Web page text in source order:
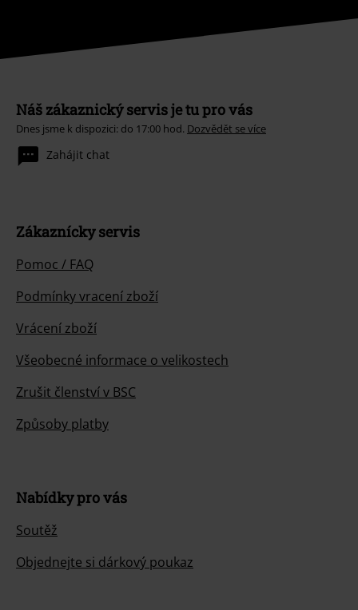
Náš zákaznický servis je tu pro vás
Dnes jsme k dispozici: do 17:00 hod. Dozvědět se více
Zahájit chat
Zákaznícky servis
Pomoc / FAQ
Podmínky vracení zboží
Vrácení zboží
Všeobecné informace o velikostech
Zrušit členství v BSC
Způsoby platby
Nabídky pro vás
Soutěž
Objednejte si dárkový poukaz